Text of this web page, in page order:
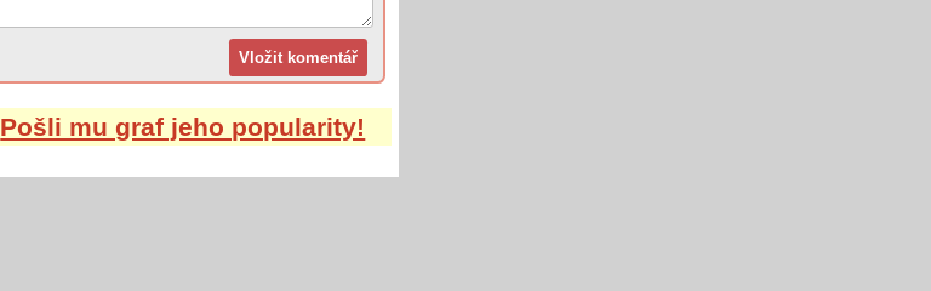
Pošli mu graf jeho popularity!